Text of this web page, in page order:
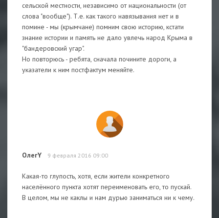
сельской местности, независимо от национальности (от
слова "вообще"). Т.е. как такого навязывания нет и в
помине - мы (крымчане) помним свою историю, кстати
знание истории и память не дало увлечь народ Крыма в
"бандеровский угар".
Но повторюсь - ребята, сначала почините дороги, а
указатели к ним постфактум меняйте.
ОлегY 9 февраля 2016 09:00
Какая-то глупость, хотя, если жители конкретного
населённого пункта хотят переименовать его, то пускай.
В целом, мы не каклы и нам дурью заниматься ни к чему.